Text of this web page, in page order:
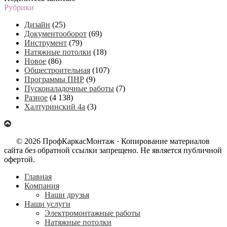
Рубрики
Дизайн (25)
Документооборот (69)
Инструмент (79)
Натяжные потолки (18)
Новое (86)
Общестроительная (107)
Программы ПНР (9)
Пусконаладочные работы (7)
Разное (4 138)
Халтуринский 4а (3)
© 2026 ПрофКаркасМонтаж · Копирование материалов
сайта без обратной ссылки запрещено. Не является публичной
офертой.
Главная
Компания
Наши друзья
Наши услуги
Электромонтажные работы
Натяжные потолки